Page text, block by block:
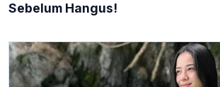
Sebelum Hangus!